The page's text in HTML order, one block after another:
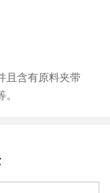
且含有原料夹带